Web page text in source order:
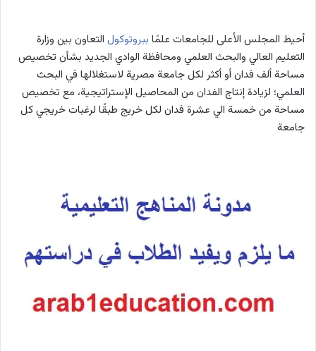
أحيط المجلس الأعلى للجامعات علمًا ببروتوكول التعاون بين وزارة
التعليم العالي والبحث العلمي ومحافظة الوادي الجديد بشأن تخصيص
مساحة ألف فدان أو أكثر لكل جامعة مصرية لاستغلالها في البحث
العلمي؛ لزيادة إنتاج الفدان من المحاصيل الإستراتيجية، مع تخصيص
مساحة من خمسة الي عشرة فدان لكل خريج طبقًا لرغبات خريجي كل
جامعة